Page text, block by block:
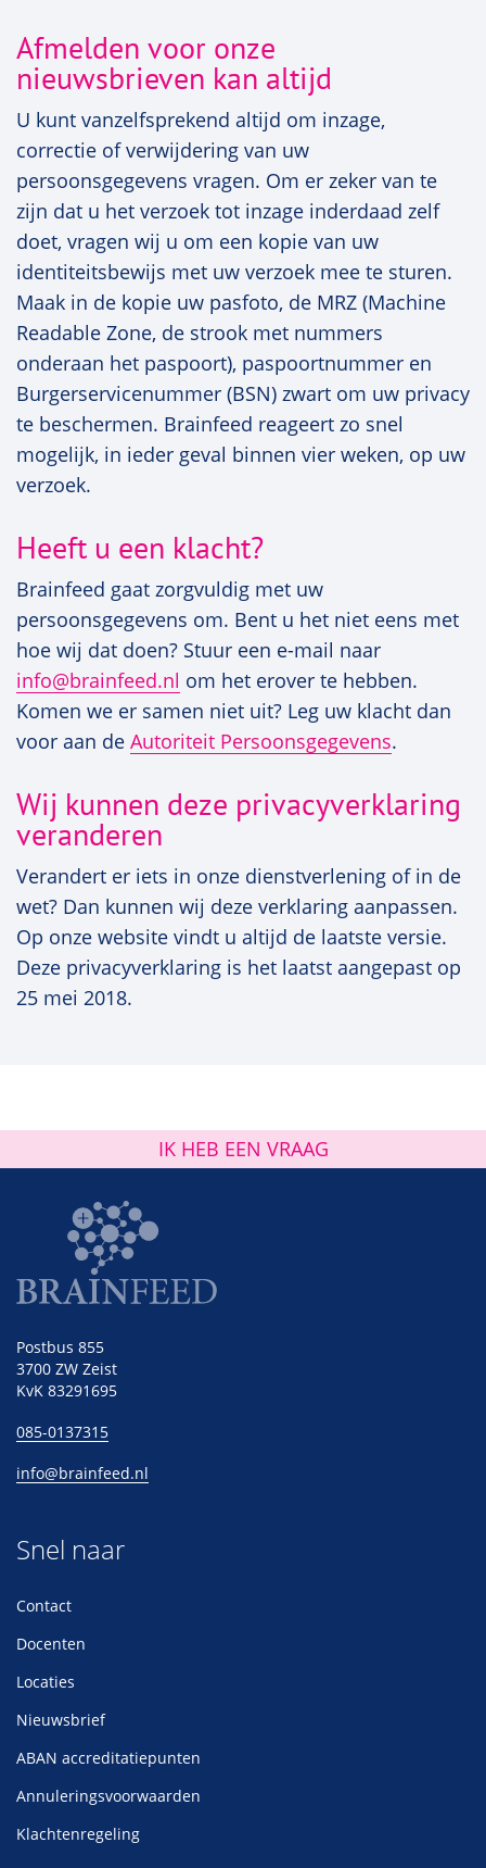
Afmelden voor onze
nieuwsbrieven kan altijd
U kunt vanzelfsprekend altijd om inzage,
correctie of verwijdering van uw
persoonsgegevens vragen. Om er zeker van te
zijn dat u het verzoek tot inzage inderdaad zelf
doet, vragen wij u om een kopie van uw
identiteitsbewijs met uw verzoek mee te sturen.
Maak in de kopie uw pasfoto, de MRZ (Machine
Readable Zone, de strook met nummers
onderaan het paspoort), paspoortnummer en
Burgerservicenummer (BSN) zwart om uw privacy
te beschermen. Brainfeed reageert zo snel
mogelijk, in ieder geval binnen vier weken, op uw
verzoek.
Heeft u een klacht?
Brainfeed gaat zorgvuldig met uw
persoonsgegevens om. Bent u het niet eens met
hoe wij dat doen? Stuur een e-mail naar
info@brainfeed.nl om het erover te hebben.
Komen we er samen niet uit? Leg uw klacht dan
voor aan de Autoriteit Persoonsgegevens.
Wij kunnen deze privacyverklaring
veranderen
Verandert er iets in onze dienstverlening of in de
wet? Dan kunnen wij deze verklaring aanpassen.
Op onze website vindt u altijd de laatste versie.
Deze privacyverklaring is het laatst aangepast op
25 mei 2018.
IK HEB EEN VRAAG
Postbus 855
3700 ZW Zeist
KvK 83291695
085-0137315
info@brainfeed.nl
Snel naar
Contact
Docenten
Locaties
Nieuwsbrief
ABAN accreditatiepunten
Annuleringsvoorwaarden
Klachtenregeling